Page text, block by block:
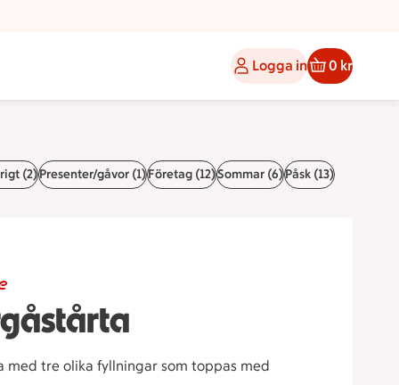
Logga in 0 kr
(2)Presenter/gåvor (1)Företag (12)Sommar (6)Påsk (13)
med tre olika fyllningar som toppas med